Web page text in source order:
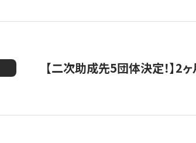
【二次助成先5団体決定！】2